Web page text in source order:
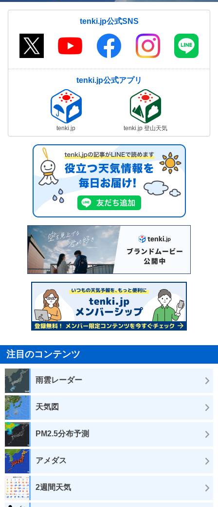
気象予報士の解説をもっと見る
tenki.jp公式SNS
tenki.jp公式アプリ
tenki.jp tenki.jp 登山天気
注目のコンテンツ
雨雲レーダー
天気図
PM2.5分布予測
アメダス
2週間天気